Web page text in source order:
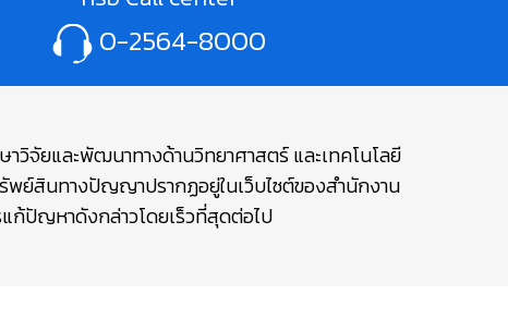
0-2564-8000
จัยและพัฒนาทางด้านวิทยาศาสตร์ และเทคโนโลยี
พย์สินทางปัญญาปรากฏอยู่ในเว็บไซต์ของสำนักงาน
ก้ปัญหาดังกล่าวโดยเร็วที่สุดต่อไป